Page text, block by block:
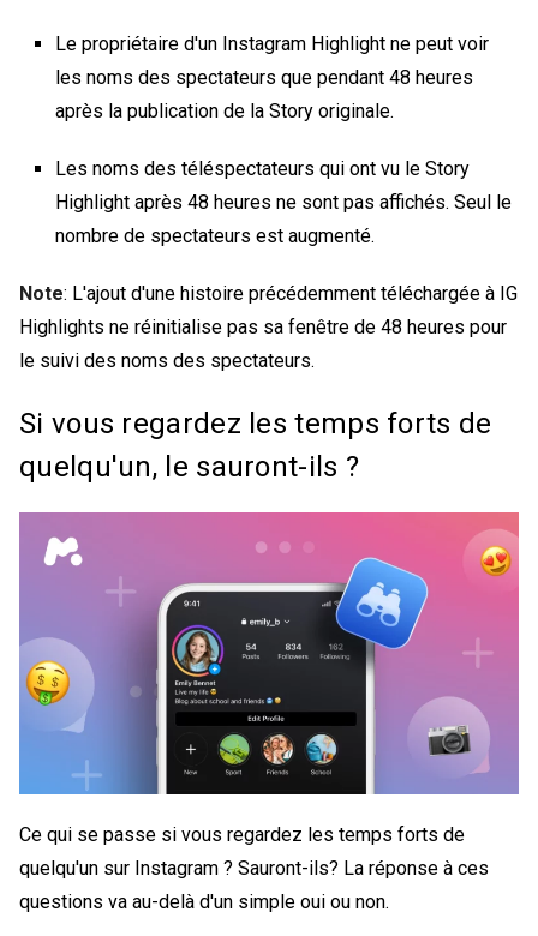
Le propriétaire d'un Instagram Highlight ne peut voir
les noms des spectateurs que pendant 48 heures
après la publication de la Story originale.
Les noms des téléspectateurs qui ont vu le Story
Highlight après 48 heures ne sont pas affichés. Seul le
nombre de spectateurs est augmenté.
Note: L'ajout d'une histoire précédemment téléchargée à IG
Highlights ne réinitialise pas sa fenêtre de 48 heures pour
le suivi des noms des spectateurs.
Si vous regardez les temps forts de
quelqu'un, le sauront-ils ?
Ce qui se passe si vous regardez les temps forts de
quelqu'un sur Instagram ? Sauront-ils? La réponse à ces
questions va au-delà d'un simple oui ou non.